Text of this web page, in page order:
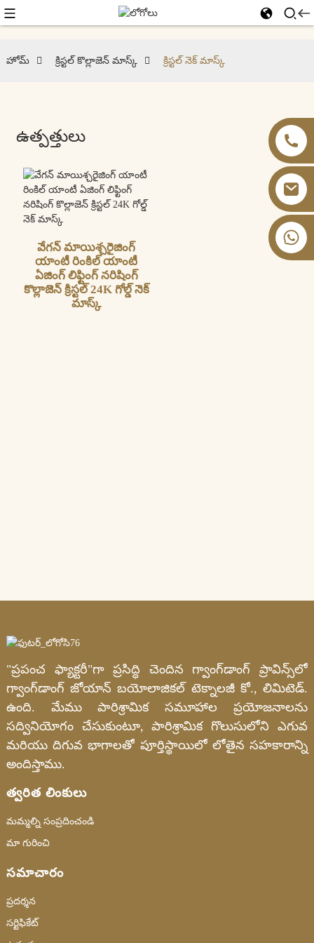
హోమ్ క్రిస్టల్ కొల్లాజెన్ మాస్క్ క్రిస్టల్ నెక్ మాస్క్
ఉత్పత్తులు
వేగన్ మాయిశ్చరైజింగ్
యాంటీ రింకిల్ యాంటీ
ఏజింగ్ లిఫ్టింగ్ నరిషింగ్
కొల్లాజెన్ క్రిస్టల్ 24K గోల్డ్ నెక్
మాస్క్
"ప్రపంచ ఫ్యాక్టరీ"గా ప్రసిద్ధి చెందిన గ్వాంగ్‌డాంగ్ ప్రావిన్స్‌లో
గ్వాంగ్‌డాంగ్ జోయాన్ బయోలాజికల్ టెక్నాలజీ కో., లిమిటెడ్.
ఉంది. మేము పారిశ్రామిక సమూహాల ప్రయోజనాలను
సద్వినియోగం చేసుకుంటూ, పారిశ్రామిక గొలుసులోని ఎగువ
మరియు దిగువ భాగాలతో పూర్తిస్థాయిలో లోతైన సహకారాన్ని
అందిస్తాము.
త్వరిత లింకులు
మమ్మల్ని సంప్రదించండి
మా గురించి
సమాచారం
ప్రదర్శన
సర్టిఫికేట్